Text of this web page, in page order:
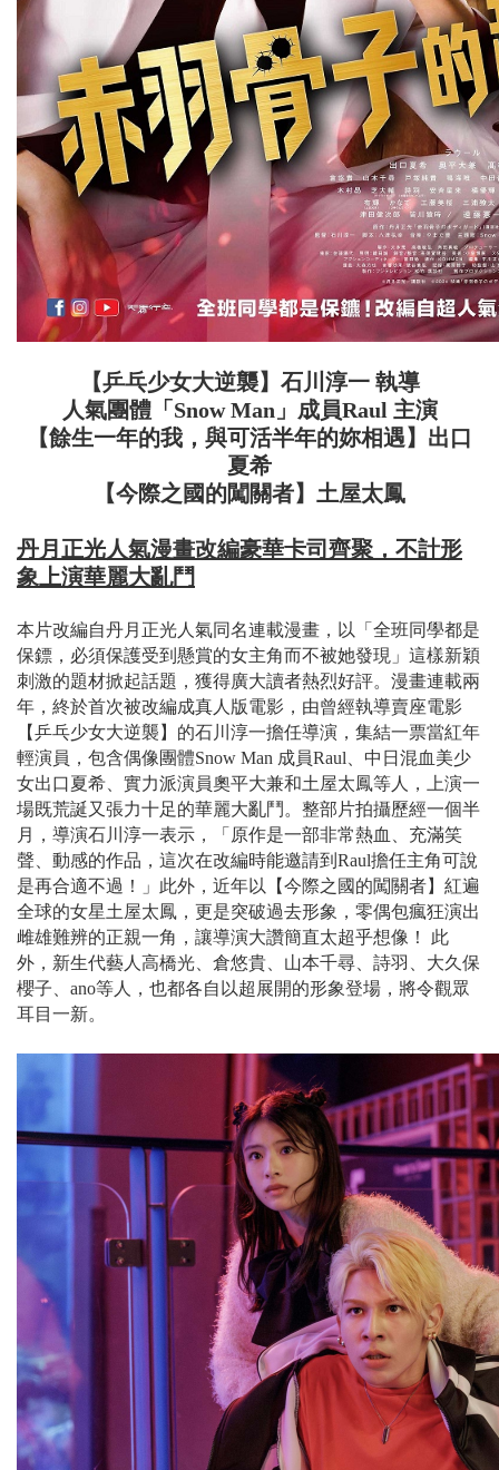
【乒乓少女大逆襲】石川淳一 執導
人氣團體「Snow Man」成員Raul 主演
【餘生一年的我，與可活半年的妳相遇】出口
夏希
【今際之國的闖關者】土屋太鳳
丹月正光人氣漫畫改編豪華卡司齊聚，不計形
象上演華麗大亂鬥
本片改編自丹月正光人氣同名連載漫畫，以「全班同學都是
保鏢，必須保護受到懸賞的女主角而不被她發現」這樣新穎
刺激的題材掀起話題，獲得廣大讀者熱烈好評。漫畫連載兩
年，終於首次被改編成真人版電影，由曾經執導賣座電影
【乒乓少女大逆襲】的石川淳一擔任導演，集結一票當紅年
輕演員，包含偶像團體Snow Man 成員Raul、中日混血美少
女出口夏希、實力派演員奧平大兼和土屋太鳳等人，上演一
場既荒誕又張力十足的華麗大亂鬥。整部片拍攝歷經一個半
月，導演石川淳一表示，「原作是一部非常熱血、充滿笑
聲、動感的作品，這次在改編時能邀請到Raul擔任主角可說
是再合適不過！」此外，近年以【今際之國的闖關者】紅遍
全球的女星土屋太鳳，更是突破過去形象，零偶包瘋狂演出
雌雄難辨的正親一角，讓導演大讚簡直太超乎想像！ 此
外，新生代藝人高橋光、倉悠貴、山本千尋、詩羽、大久保
櫻子、ano等人，也都各自以超展開的形象登場，將令觀眾
耳目一新。